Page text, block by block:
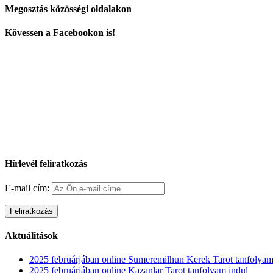
Megosztás közösségi oldalakon
Facebook
X
Reddit
LinkedIn
WhatsApp
Tumblr
Pinterest
Vk
Email:
Kövessen a Facebookon is!
Hírlevél feliratkozás
E-mail cím:
Aktuálitások
2025 februárjában online Sumeremilhun Kerek Tarot
2025 februárjában online Kazanlar Tarot tanfolyam indul